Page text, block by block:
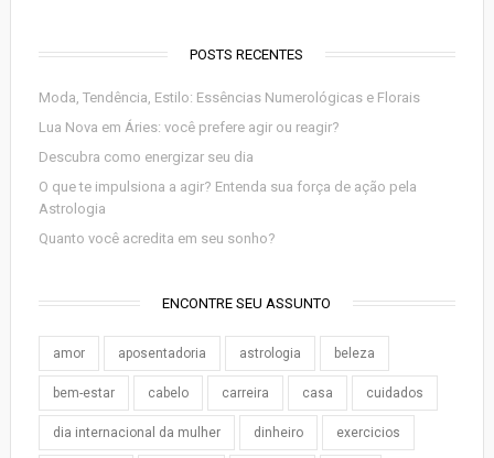
POSTS RECENTES
Moda, Tendência, Estilo: Essências Numerológicas e Florais
Lua Nova em Áries: você prefere agir ou reagir?
Descubra como energizar seu dia
O que te impulsiona a agir? Entenda sua força de ação pela
Astrologia
Quanto você acredita em seu sonho?
ENCONTRE SEU ASSUNTO
amor aposentadoria astrologia beleza
bem-estar cabelo carreira casa cuidados
dia internacional da mulher dinheiro exercicios